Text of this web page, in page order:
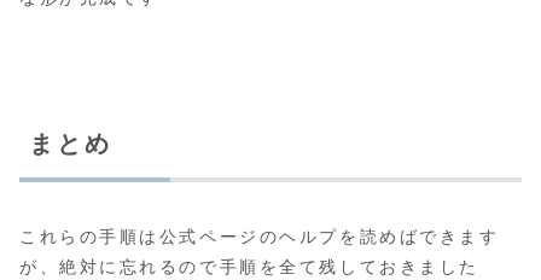
まとめ
これらの手順は公式ページのヘルプを読めばできます
が、絶対に忘れるので手順を全て残しておきました